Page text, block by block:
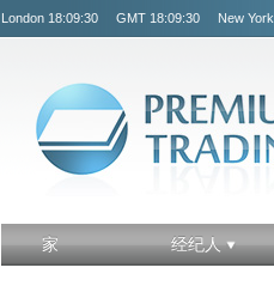
London 18:09:30 GMT 18:09:30 New York
家 经纪人